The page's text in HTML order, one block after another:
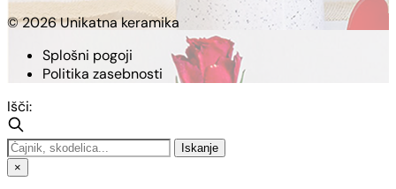
© 2026 Unikatna keramika
Splošni pogoji
Politika zasebnosti
Išči:
Iskanje
×